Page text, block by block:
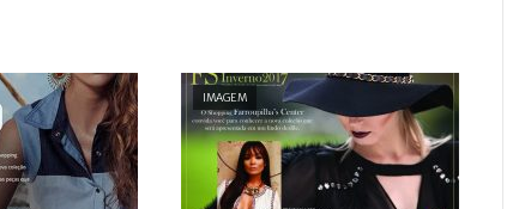
IMAGEM